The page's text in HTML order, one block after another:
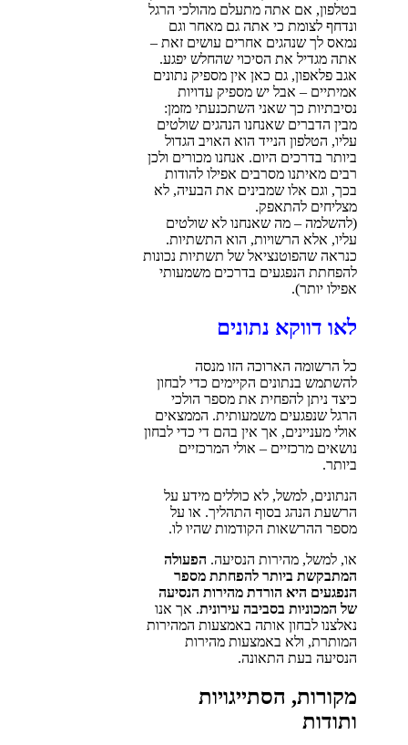
בטלפון, אם אתה מתעלם מהולכי הרגל
ונדחף לצומת כי אתה גם מאחר וגם
נמאס לך שנהגים אחרים עושים זאת –
אתה מגדיל את הסיכוי שהחלש יפגע.
אגב פלאפון, גם כאן אין מספיק נתונים
אמיתיים – אבל יש מספיק עדויות
נסיבתיות כך שאני השתכנעתי מזמן:
מבין הדברים שאנחנו הנהגים שולטים
עליו, הטלפון הנייד הוא האויב הגדול
ביותר בדרכים היום. אנחנו מכורים ולכן
רבים מאיתנו מסרבים אפילו להודות
בכך, וגם אלו שמבינים את הבעיה, לא
מצליחים להתאפק.
(להשלמה – מה שאנחנו לא שולטים
עליו, אלא הרשויות, הוא התשתיות.
כנראה שהפוטנציאל של תשתיות נכונות
להפחתת הנפגעים בדרכים משמעותי
אפילו יותר).
לאו דווקא נתונים
כל הרשומה הארוכה הזו מנסה
להשתמש בנתונים הקיימים כדי לבחון
כיצד ניתן להפחית את מספר הולכי
הרגל שנפגעים משמעותית. הממצאים
אולי מעניינים, אך אין בהם די כדי לבחון
נושאים מרכזיים – אולי המרכזיים
ביותר.
הנתונים, למשל, לא כוללים מידע על
הרשעת הנהג בסוף התהליך. או על
מספר ההרשאות הקודמות שהיו לו.
או, למשל, מהירות הנסיעה. הפעולה
המתבקשת ביותר להפחתת מספר
הנפגעים היא הורדת מהירות הנסיעה
של המכוניות בסביבה עירונית. אך אנו
נאלצנו לבחון אותה באמצעות המהירות
המותרת, ולא באמצעות מהירות
הנסיעה בעת התאונה.
מקורות, הסתייגויות
ותודות